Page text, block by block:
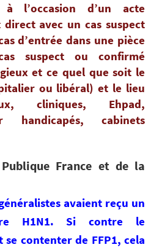
à l’occasion d’un acte
avec un cas suspect
d’entrée dans une pièce
suspect ou confirmé
et ce quel que soit le
ou libéral) et le lieu
cliniques, Ehpad,
handicapés, cabinets
France et de la
avaient reçu un
H1N1.
Si contre le
contenter de FFP1, cela